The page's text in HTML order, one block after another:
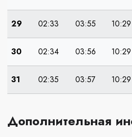
29 02:33 03:55 10:29
30 02:34 03:56 10:29
31 02:35 03:57 10:29
Дополнительная